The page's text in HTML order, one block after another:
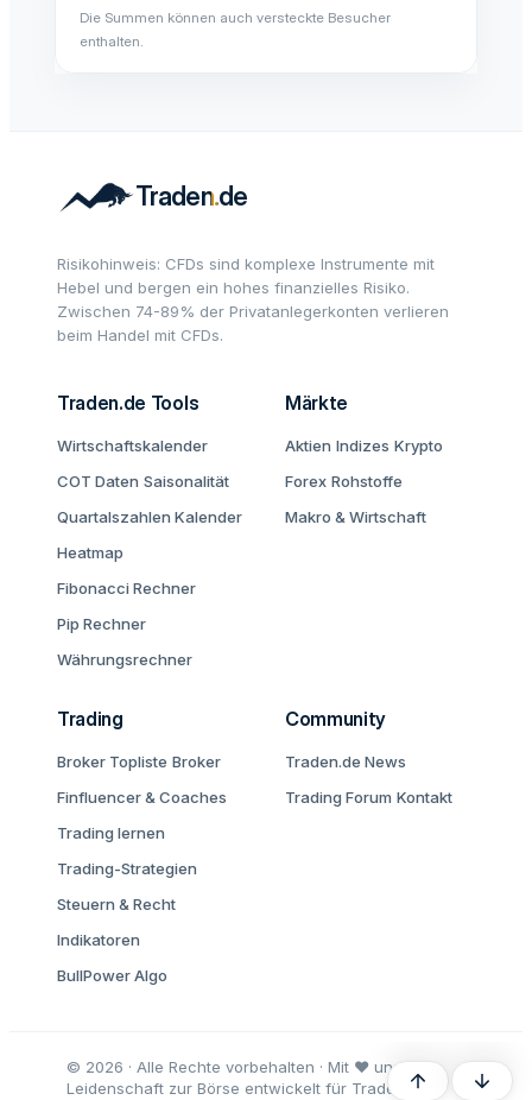
Die Summen können auch versteckte Besucher
enthalten.
Risikohinweis: CFDs sind komplexe Instrumente mit
Hebel und bergen ein hohes finanzielles Risiko.
Zwischen 74-89% der Privatanlegerkonten verlieren
beim Handel mit CFDs.
Traden.de Tools
Wirtschaftskalender
COT Daten Saisonalität
Quartalszahlen Kalender
Heatmap
Fibonacci Rechner
Pip Rechner
Währungsrechner
Märkte
Aktien Indizes Krypto
Forex Rohstoffe
Makro & Wirtschaft
Trading
Broker Topliste Broker
Finfluencer & Coaches
Trading lernen
Trading-Strategien
Steuern & Recht
Indikatoren
BullPower Algo
Community
Traden.de News
Trading Forum Kontakt
© 2026 · Alle Rechte vorbehalten · Mit ♥ und
Leidenschaft zur Börse entwickelt für Trader undOben Unten